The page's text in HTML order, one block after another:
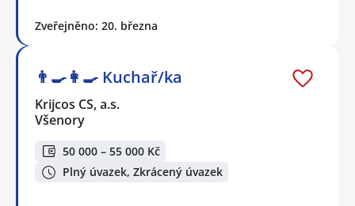
Zveřejněno: 20. března
👨‍🍳👩‍🍳​​​​​​​ Kuchař/ka
Krijcos CS, a.s.
Všenory
50 000 – 55 000 Kč
Plný úvazek, Zkrácený úvazek